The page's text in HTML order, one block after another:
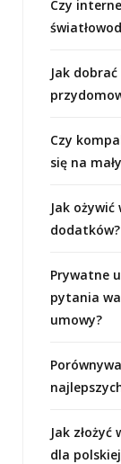
Czy
Jak
Czy
się na
Jak
dodatków?
Prywatne
pytania
umowy?
Jak
dla